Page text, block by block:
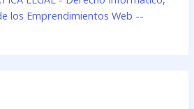
los Emprendimientos Web --